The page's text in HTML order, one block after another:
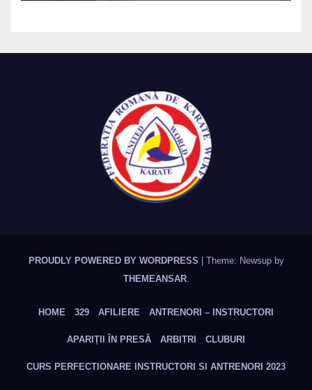
PROUDLY POWERED BY WORDPRESS
Theme: Newsup by
THEMEANSAR.
HOME 329 AFILIERE ANTRENORI – INSTRUCTORI
APARIȚII ÎN PRESĂ ARBITRI CLUBURI
CURS PERFECTIONARE INSTRUCTORI SI ANTRENORI 2023